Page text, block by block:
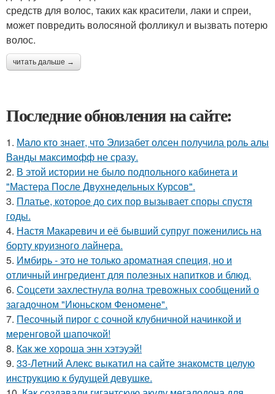
средств для волос, таких как красители, лаки и спреи,
может повредить волосяной фолликул и вызвать потерю
волос.
читать дальше →
Последние обновления на сайте:
1. Мало кто знает, что Элизабет олсен получила роль алы
Ванды максимофф не сразу.
2. В этой истории не было подпольного кабинета и
"Мастера После Двухнедельных Курсов".
3. Платье, которое до сих пор вызывает споры спустя
годы.
4. Настя Макаревич и её бывший супруг поженились на
борту круизного лайнера.
5. Имбирь - это не только ароматная специя, но и
отличный ингредиент для полезных напитков и блюд.
6. Соцсети захлестнула волна тревожных сообщений о
загадочном "Июньском Феномене".
7. Песочный пирог с сочной клубничной начинкой и
меренговой шапочкой!
8. Как же хороша энн хэтэуэй!
9. 33-Летний Алекс выкатил на сайте знакомств целую
инструкцию к будущей девушке.